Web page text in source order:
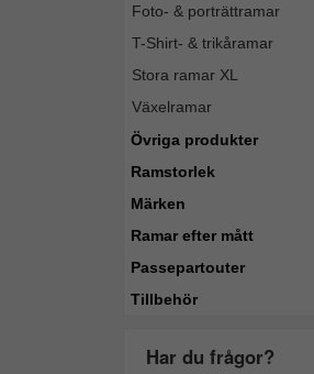
Foto- & porträttramar
T-Shirt- & trikåramar
Stora ramar XL
Växelramar
Övriga produkter
Ramstorlek
Märken
Ramar efter mått
Passepartouter
Tillbehör
Har du frågor?